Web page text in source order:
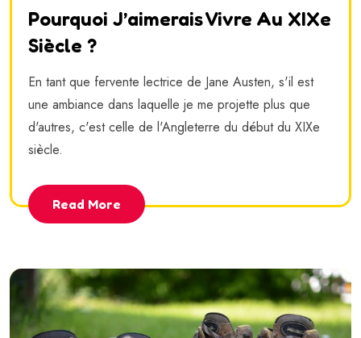
Pourquoi J’aimerais Vivre Au XIXe
Siècle ?
En tant que fervente lectrice de Jane Austen, s'il est
une ambiance dans laquelle je me projette plus que
d'autres, c'est celle de l'Angleterre du début du XIXe
siècle.
Read More